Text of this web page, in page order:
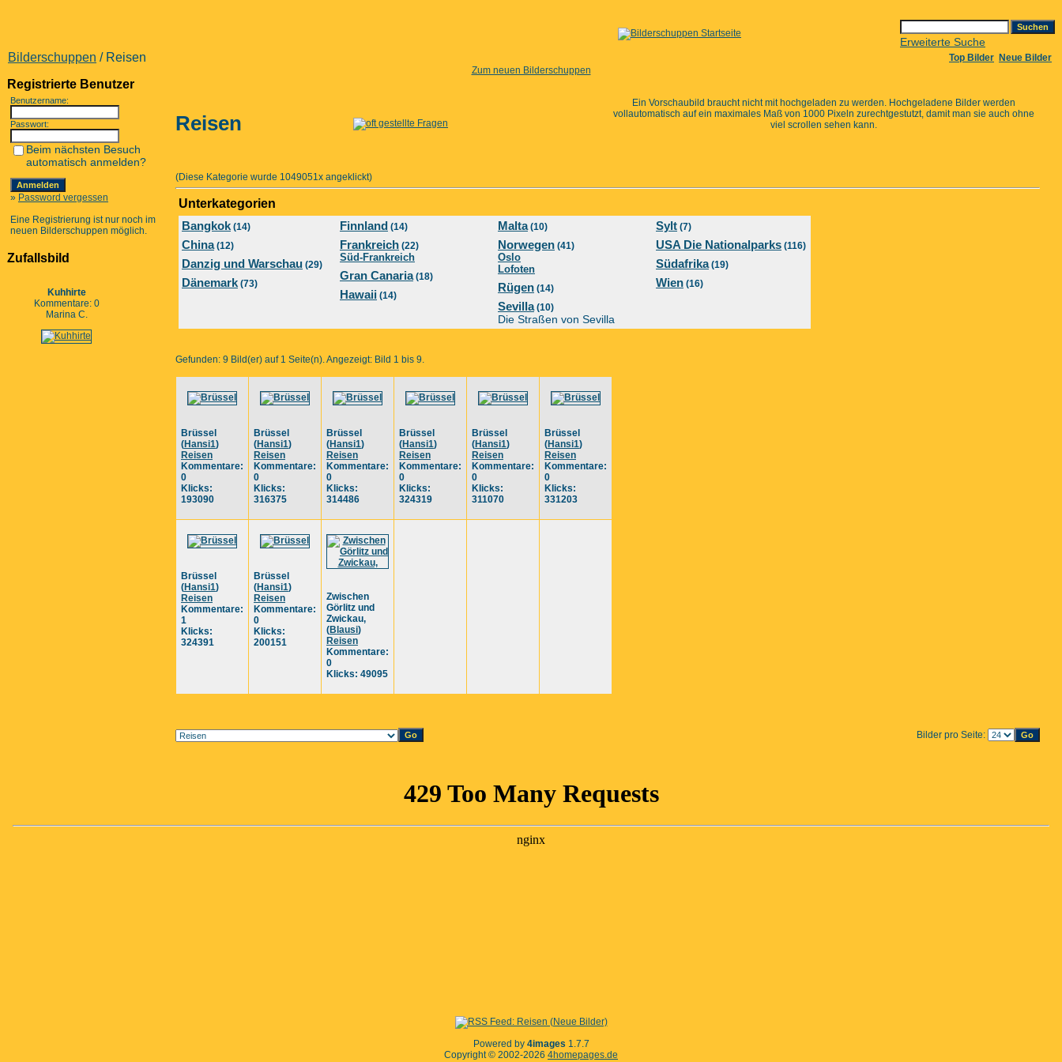
Erweiterte Suche
Bilderschuppen / Reisen Top Bilder Neue Bilder
Zum neuen Bilderschuppen
Registrierte Benutzer
Benutzername:
Passwort:
Beim nächsten Besuch
automatisch anmelden?
» Password vergessen
Eine Registrierung ist nur noch im
neuen Bilderschuppen möglich.
Zufallsbild
Kuhhirte
Kommentare: 0
Marina C.
Reisen
Ein Vorschaubild braucht nicht mit hochgeladen zu werden. Hochgeladene Bilder werden
vollautomatisch auf ein maximales Maß von 1000 Pixeln zurechtgestutzt, damit man sie auch ohne
viel scrollen sehen kann.
(Diese Kategorie wurde 1049051x angeklickt)
Unterkategorien
Bangkok(14)
China(12)
Danzig und Warschau (29)
Dänemark(73)
Finnland (14)
Frankreich (22)
Süd-Frankreich
Gran Canaria(18)
Hawaii (14)
Malta(10)
Norwegen (41)
Oslo
Lofoten
Rügen (14)
Sevilla(10)
Die Straßen von Sevilla
Sylt (7)
USA Die Nationalparks (116)
Südafrika(19)
Wien (16)
Gefunden: 9 Bild(er) auf 1 Seite(n). Angezeigt: Bild 1 bis 9.
Brüssel
(Hansi1)
Reisen
Kommentare:
0
Klicks:
193090
Brüssel
(Hansi1)
Reisen
Kommentare:
0
Klicks:
316375
Brüssel
(Hansi1)
Reisen
Kommentare:
0
Klicks:
314486
Brüssel
(Hansi1)
Reisen
Kommentare:
0
Klicks:
324319
Brüssel
(Hansi1)
Reisen
Kommentare:
0
Klicks:
311070
Brüssel
(Hansi1)
Reisen
Kommentare:
0
Klicks:
331203
Brüssel
(Hansi1)
Reisen
Kommentare:
1
Klicks:
324391
Brüssel
(Hansi1)
Reisen
Kommentare:
0
Klicks:
200151
Zwischen
Görlitz und
Zwickau,
(Blausi)
Reisen
Kommentare:
0
Klicks: 49095
Bilder pro Seite:
Powered by 4images 1.7.7
Copyright © 2002-2026 4homepages.de